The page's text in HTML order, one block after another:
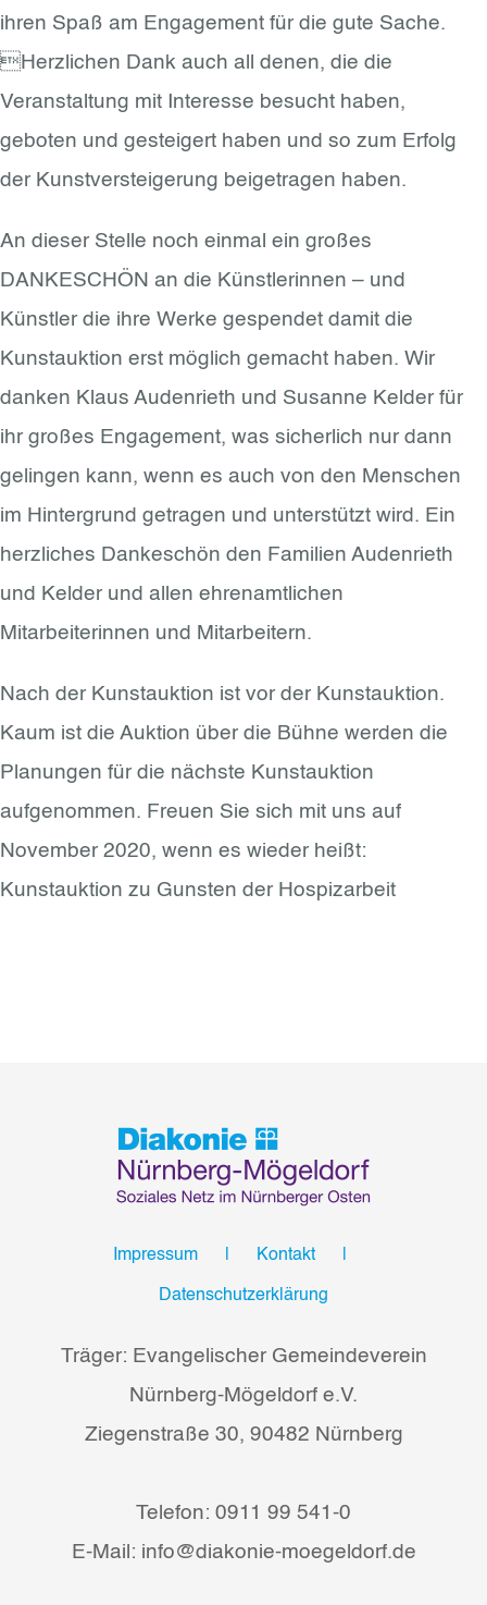
ihren Spaß am Engagement für die gute Sache.
Herzlichen Dank auch all denen, die die
Veranstaltung mit Interesse besucht haben,
geboten und gesteigert haben und so zum Erfolg
der Kunstversteigerung beigetragen haben.
An dieser Stelle noch einmal ein großes
DANKESCHÖN an die Künstlerinnen – und
Künstler die ihre Werke gespendet damit die
Kunstauktion erst möglich gemacht haben. Wir
danken Klaus Audenrieth und Susanne Kelder für
ihr großes Engagement, was sicherlich nur dann
gelingen kann, wenn es auch von den Menschen
im Hintergrund getragen und unterstützt wird. Ein
herzliches Dankeschön den Familien Audenrieth
und Kelder und allen ehrenamtlichen
Mitarbeiterinnen und Mitarbeitern.
Nach der Kunstauktion ist vor der Kunstauktion.
Kaum ist die Auktion über die Bühne werden die
Planungen für die nächste Kunstauktion
aufgenommen. Freuen Sie sich mit uns auf
November 2020, wenn es wieder heißt:
Kunstauktion zu Gunsten der Hospizarbeit
Impressum Kontakt
Datenschutzerklärung
Träger: Evangelischer Gemeindeverein
Nürnberg-Mögeldorf e.V.
Ziegenstraße 30, 90482 Nürnberg
Telefon: 0911 99 541-0
E-Mail: info@diakonie-moegeldorf.de